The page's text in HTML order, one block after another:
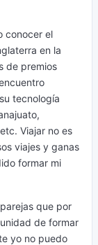
conocer el
en la
de premios
tecnología
Viajar no es
viajes y ganas
formar mi
que por
de formar
yo no puedo